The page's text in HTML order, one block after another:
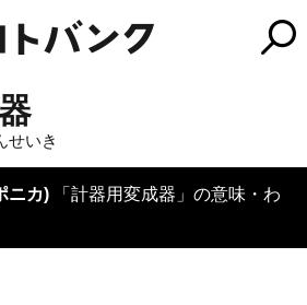
せいき
ニカ) 「計器用変成器」の意味・わ